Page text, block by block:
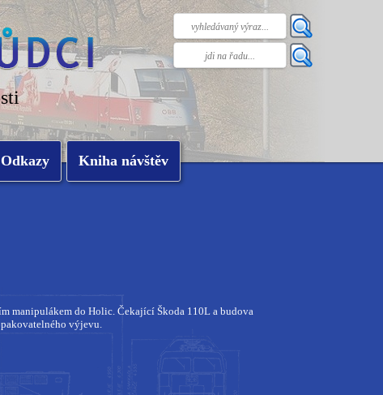
Odkazy Kniha návštěv
manipulákem do Holic. Čekající Škoda 110L a budova
výjevu.